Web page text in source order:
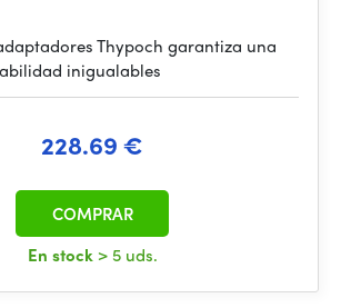
Thypoch garantiza una
inigualables
228.69 €
En stock > 5 uds.
COMPRAR